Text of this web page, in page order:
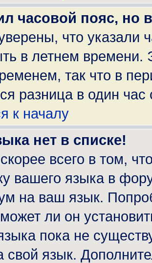
часовой пояс, но
что указали
в летнем времени.
так что в
разница в один
к началу
нет в списке!
всего в том,
вашего языка в
на ваш язык.
ли он
пока не
свой язык.